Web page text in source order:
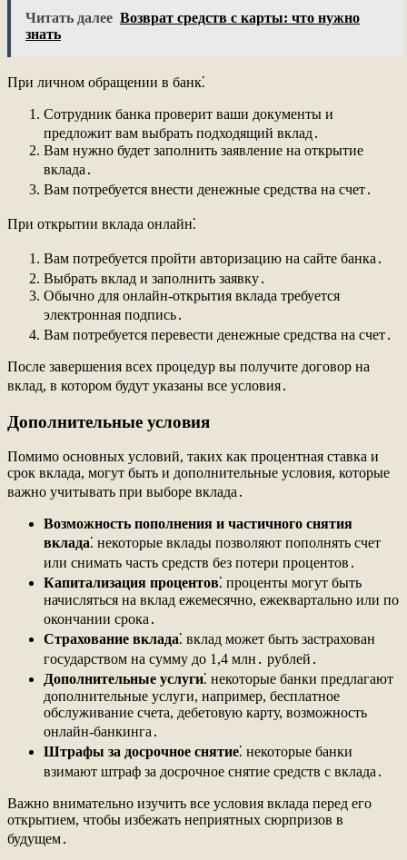
Читать далее Возврат средств с карты: что нужно
знать
При личном обращении в банк⁚
Сотрудник банка проверит ваши документы и
предложит вам выбрать подходящий вклад․
Вам нужно будет заполнить заявление на открытие
вклада․
Вам потребуется внести денежные средства на счет․
При открытии вклада онлайн⁚
Вам потребуется пройти авторизацию на сайте банка․
Выбрать вклад и заполнить заявку․
Обычно для онлайн-открытия вклада требуется
электронная подпись․
Вам потребуется перевести денежные средства на счет․
После завершения всех процедур вы получите договор на
вклад, в котором будут указаны все условия․
Дополнительные условия
Помимо основных условий, таких как процентная ставка и
срок вклада, могут быть и дополнительные условия, которые
важно учитывать при выборе вклада․
Возможность пополнения и частичного снятия
вклада⁚ некоторые вклады позволяют пополнять счет
или снимать часть средств без потери процентов․
Капитализация процентов⁚ проценты могут быть
начисляться на вклад ежемесячно, ежеквартально или по
окончании срока․
Страхование вклада⁚ вклад может быть застрахован
государством на сумму до 1,4 млн․ рублей․
Дополнительные услуги⁚ некоторые банки предлагают
дополнительные услуги, например, бесплатное
обслуживание счета, дебетовую карту, возможность
онлайн-банкинга․
Штрафы за досрочное снятие⁚ некоторые банки
взимают штраф за досрочное снятие средств с вклада․
Важно внимательно изучить все условия вклада перед его
открытием, чтобы избежать неприятных сюрпризов в
будущем․